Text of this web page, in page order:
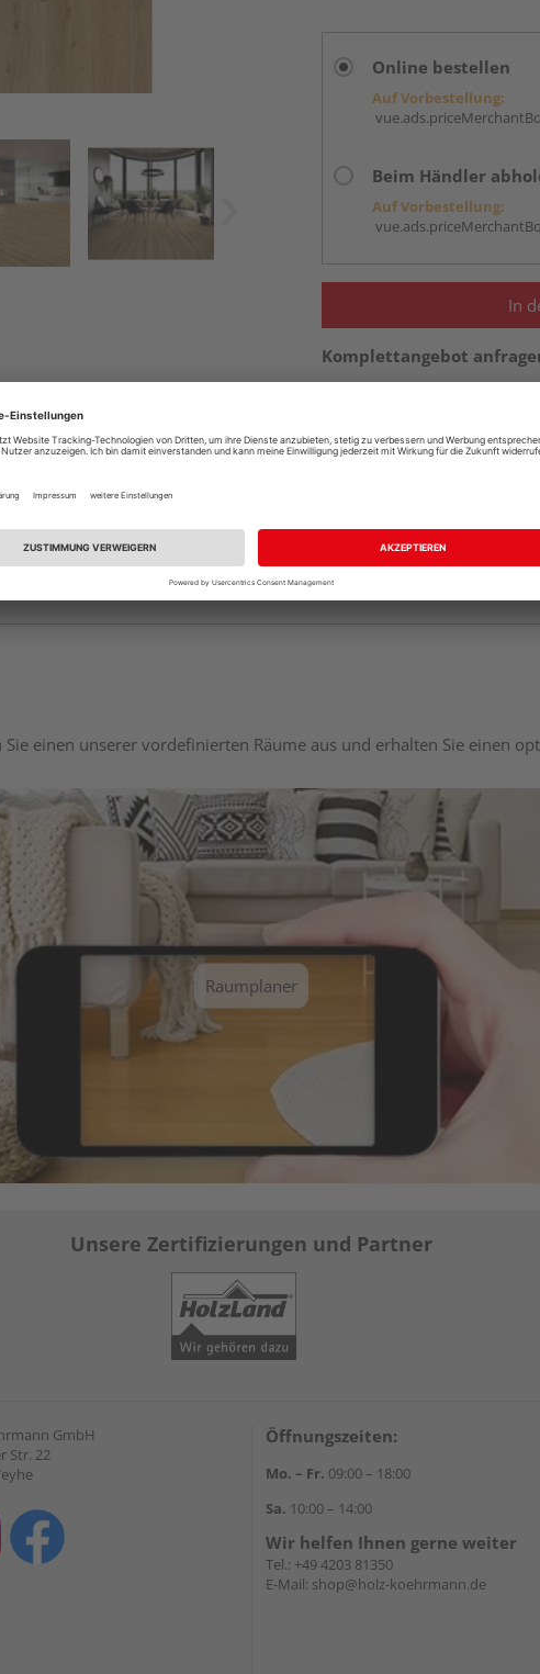
Online bestellen
Auf Vorbestellung:
Beim Händler
Auf Vorbestellung:
In
Komplettangebot
einen unserer vordefinierten Räume aus und erhalten Sie einen
Raumplaner
Unsere Zertifizierungen und Partner
GmbH
Str. 22
Öffnungszeiten:
Mo. – Fr. 09:00 – 18:00
Sa. 10:00 – 14:00
Wir helfen Ihnen gerne weiter
Tel.: +49 4203 81350
E-Mail: shop@holz-koehrmann.de